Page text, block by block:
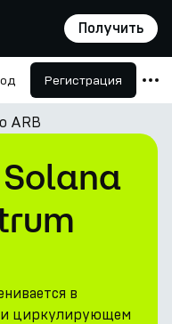
Получить
Регистрация
ARB
Solana
в
циркулирующем